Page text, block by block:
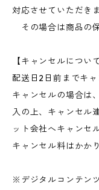
対応させていただきま
その場合は商品の
【キャンセルについて
配送日2日前までキャ
キャンセルの場合は
入の上、キャンセル
ット会社へキャンセ
キャンセル料はかか
※デジタルコンテン